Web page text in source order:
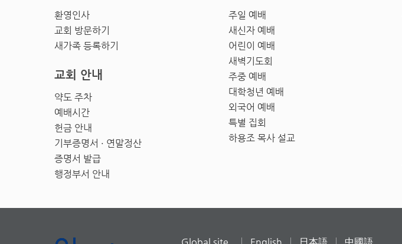
환영인사
교회 방문하기
새가족 등록하기
주일 예배
새신자 예배
어린이 예배
새벽기도회
주중 예배
대학청년 예배
외국어 예배
특별 집회
하용조 목사 설교
교회 안내
약도 주차
예배시간
헌금 안내
기부증명서 · 연말정산
증명서 발급
행정부서 안내